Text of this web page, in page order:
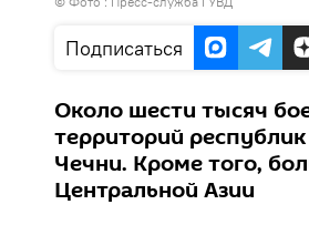
Подписаться
Около шести тысяч
территорий
Чечни. Кроме того,
Центральной Азии